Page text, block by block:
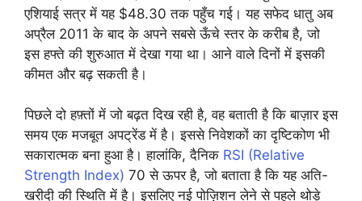
एशियाई सत्र में यह $48.30 तक पहुँच गई। यह सफेद धातु अब
अप्रैल 2011 के बाद के अपने सबसे ऊँचे स्तर के करीब है, जो
इस हफ्ते की शुरुआत में देखा गया था। आने वाले दिनों में इसकी
कीमत और बढ़ सकती है।
पिछले दो हफ़्तों में जो बढ़त दिख रही है, वह बताती है कि बाज़ार इस
समय एक मजबूत अपट्रेंड में है। इससे निवेशकों का दृष्टिकोण भी
सकारात्मक बना हुआ है। हालांकि, दैनिक RSI (Relative
Strength Index) 70 से ऊपर है, जो बताता है कि यह अति-
खरीदी की स्थिति में है। इसलिए नई पोज़िशन लेने से पहले थोड़े